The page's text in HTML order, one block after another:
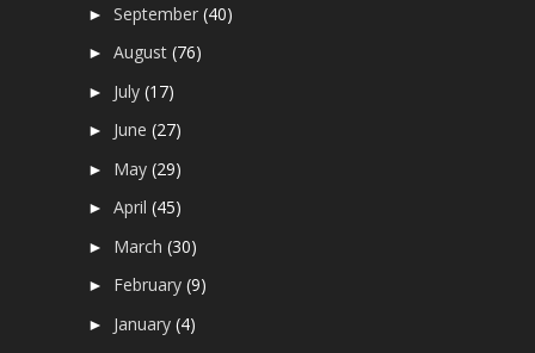
►September(40)
►August(76)
► July(17)
► June(27)
► May(29)
►April(45)
► March(30)
► February(9)
► January(4)